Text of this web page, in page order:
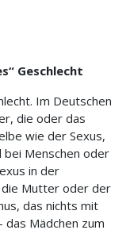
Geschlecht
Im Deutschen
die oder das
wie der Sexus,
bei Menschen oder
in der
die Mutter oder der
das nichts mit
das Mädchen zum